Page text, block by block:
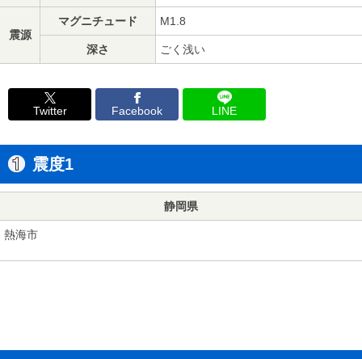
震源
マグニチュード M1.8
深さ ごく浅い
Twitter Facebook LINE
震度1
静岡県
熱海市